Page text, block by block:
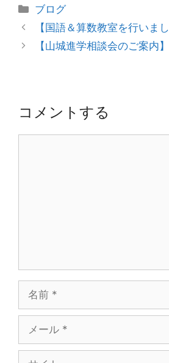
カ
テ
ゴ
リ
ブログ
投
稿
シ
ョ
【国語＆算数教室を行いまし
【山城進学相談会のご案内】
コメントする
ル